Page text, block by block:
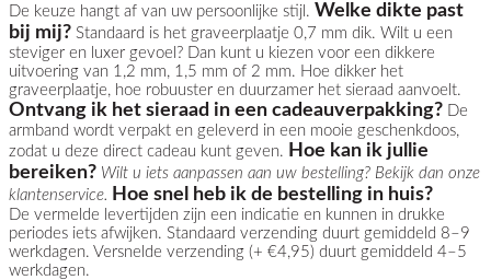
De keuze hangt af van uw persoonlijke stijl. Welke dikte past
bij mij? Standaard is het graveerplaatje 0,7 mm dik. Wilt u een
steviger en luxer gevoel? Dan kunt u kiezen voor een dikkere
uitvoering van 1,2 mm, 1,5 mm of 2 mm. Hoe dikker het
graveerplaatje, hoe robuuster en duurzamer het sieraad aanvoelt.
Ontvang ik het sieraad in een cadeauverpakking? De
armband wordt verpakt en geleverd in een mooie geschenkdoos,
zodat u deze direct cadeau kunt geven. Hoe kan ik jullie
bereiken? Wilt u iets aanpassen aan uw bestelling? Bekijk dan onze
klantenservice. Hoe snel heb ik de bestelling in huis?
De vermelde levertijden zijn een indicatie en kunnen in drukke
periodes iets afwijken. Standaard verzending duurt gemiddeld 8–9
werkdagen. Versnelde verzending (+ €4,95) duurt gemiddeld 4–5
werkdagen.